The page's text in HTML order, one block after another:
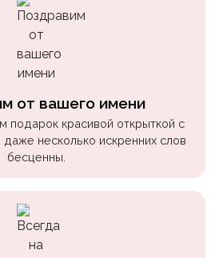
от вашего имени
подарок красивой открыткой с
несколько искренних слов
бесценны.